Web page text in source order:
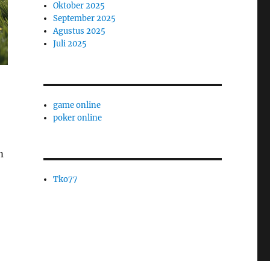
Oktober 2025
September 2025
Agustus 2025
Juli 2025
game online
poker online
Tko77